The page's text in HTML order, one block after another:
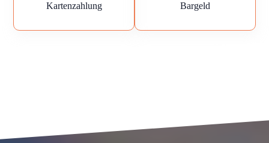
Kartenzahlung Bargeld